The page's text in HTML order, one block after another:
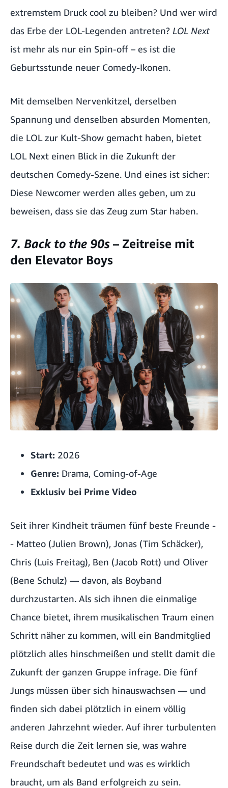
extremstem Druck cool zu bleiben? Und wer wird
das Erbe der LOL-Legenden antreten? LOL Next
ist mehr als nur ein Spin-off – es ist die
Geburtsstunde neuer Comedy-Ikonen.
Mit demselben Nervenkitzel, derselben
Spannung und denselben absurden Momenten,
die LOL zur Kult-Show gemacht haben, bietet
LOL Next einen Blick in die Zukunft der
deutschen Comedy-Szene. Und eines ist sicher:
Diese Newcomer werden alles geben, um zu
beweisen, dass sie das Zeug zum Star haben.
7. Back to the 90s – Zeitreise mit
den Elevator Boys
Start: 2026
Genre: Drama, Coming-of-Age
Exklusiv bei Prime Video
Seit ihrer Kindheit träumen fünf beste Freunde -
- Matteo (Julien Brown), Jonas (Tim Schäcker),
Chris (Luis Freitag), Ben (Jacob Rott) und Oliver
(Bene Schulz) — davon, als Boyband
durchzustarten. Als sich ihnen die einmalige
Chance bietet, ihrem musikalischen Traum einen
Schritt näher zu kommen, will ein Bandmitglied
plötzlich alles hinschmeißen und stellt damit die
Zukunft der ganzen Gruppe infrage. Die fünf
Jungs müssen über sich hinauswachsen — und
finden sich dabei plötzlich in einem völlig
anderen Jahrzehnt wieder. Auf ihrer turbulenten
Reise durch die Zeit lernen sie, was wahre
Freundschaft bedeutet und was es wirklich
braucht, um als Band erfolgreich zu sein.